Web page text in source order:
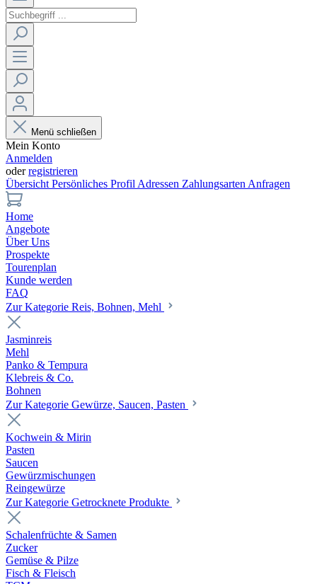
Menü schließen
Mein Konto
Anmelden
oderregistrieren
Übersicht Persönliches Profil Adressen Zahlungsarten Anfragen
Home
Angebote
Über Uns
Prospekte
Tourenplan
Kunde werden
FAQ
Zur Kategorie Reis, Bohnen, Mehl
Jasminreis
Mehl
Panko & Tempura
Klebreis & Co.
Bohnen
Zur Kategorie Gewürze, Saucen, Pasten
Kochwein & Mirin
Pasten
Saucen
Gewürzmischungen
Reingewürze
Zur Kategorie Getrocknete Produkte
Schalenfrüchte & Samen
Zucker
Gemüse & Pilze
Fisch & Fleisch